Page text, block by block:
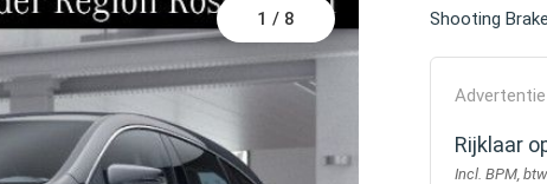
1 / 8 Shooting Brake
Rijklaar
Incl. BPM,